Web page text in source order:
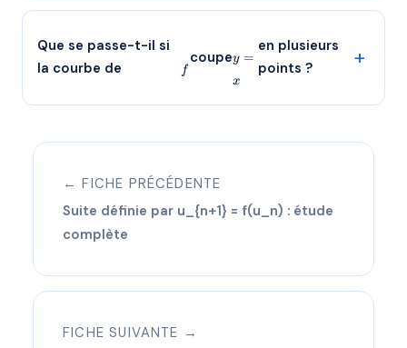
Que se passe-t-il si
la courbe de
f
coupey =
x
en plusieurs
points ?
← FICHE PRÉCÉDENTE
Suite définie par u_{n+1} = f(u_n) : étude
complète
FICHE SUIVANTE →